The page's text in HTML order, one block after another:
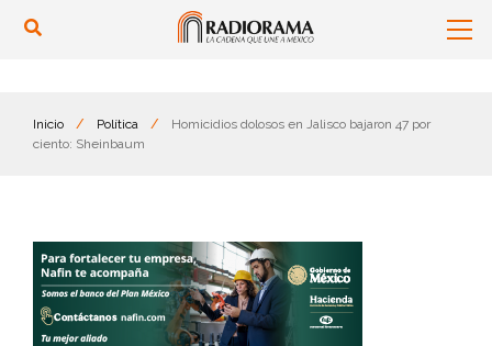
Inicio / Política /
Homicidios dolosos en Jalisco bajaron 47 por
ciento: Sheinbaum